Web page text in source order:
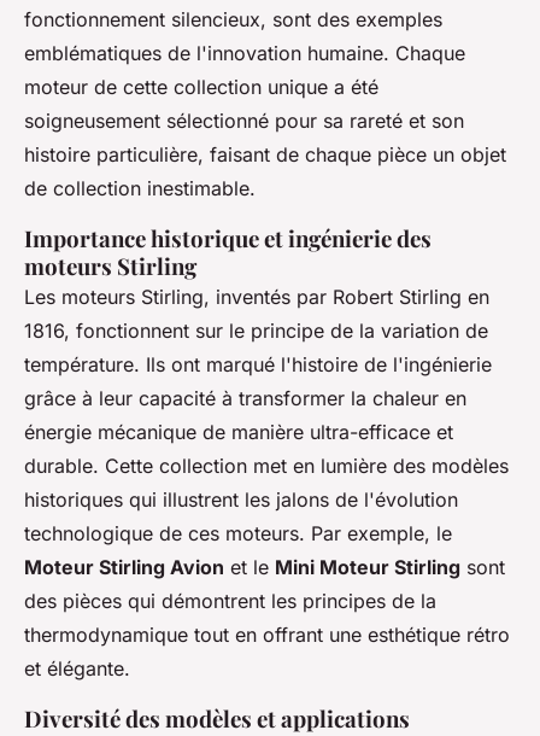
fonctionnement silencieux, sont des exemples
emblématiques de l'innovation humaine. Chaque
moteur de cette collection unique a été
soigneusement sélectionné pour sa rareté et son
histoire particulière, faisant de chaque pièce un objet
de collection inestimable.
Importance historique et ingénierie des
moteurs Stirling
Les moteurs Stirling, inventés par Robert Stirling en
1816, fonctionnent sur le principe de la variation de
température. Ils ont marqué l'histoire de l'ingénierie
grâce à leur capacité à transformer la chaleur en
énergie mécanique de manière ultra-efficace et
durable. Cette collection met en lumière des modèles
historiques qui illustrent les jalons de l'évolution
technologique de ces moteurs. Par exemple, le
Moteur Stirling Avion et le Mini Moteur Stirling sont
des pièces qui démontrent les principes de la
thermodynamique tout en offrant une esthétique rétro
et élégante.
Diversité des modèles et applications